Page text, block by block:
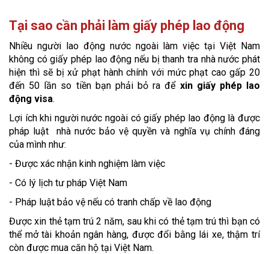
Tại sao cần phải làm giấy phép lao động
Nhiều người lao động nước ngoài làm việc tại Việt Nam
không có giấy phép lao động nếu bị thanh tra nhà nước phát
hiện thì sẽ bị xử phạt hành chính với mức phạt cao gấp 20
đến 50 lần so tiền bạn phải bỏ ra để xin giấy phép lao
động visa.
Lợi ích khi người nước ngoài có giấy phép lao động là được
pháp luật nhà nước bảo vệ quyền và nghĩa vụ chính đáng
của mình như:
- Được xác nhận kinh nghiệm làm việc
- Có lý lịch tư pháp Việt Nam
- Pháp luật bảo vệ nếu có tranh chấp về lao động
Được xin thẻ tạm trú 2 năm, sau khi có thẻ tạm trú thì bạn có
thể mở tài khoản ngân hàng, được đổi bằng lái xe, thậm trí
còn được mua căn hộ tại Việt Nam.